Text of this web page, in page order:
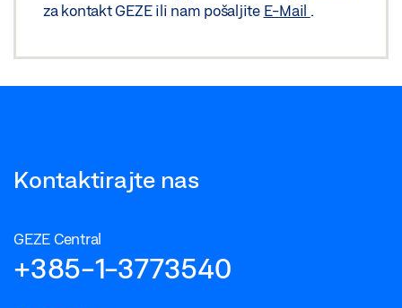
za kontakt GEZE ili nam pošaljite E-Mail .
Kontaktirajte nas
GEZE Central
+385-1-3773540